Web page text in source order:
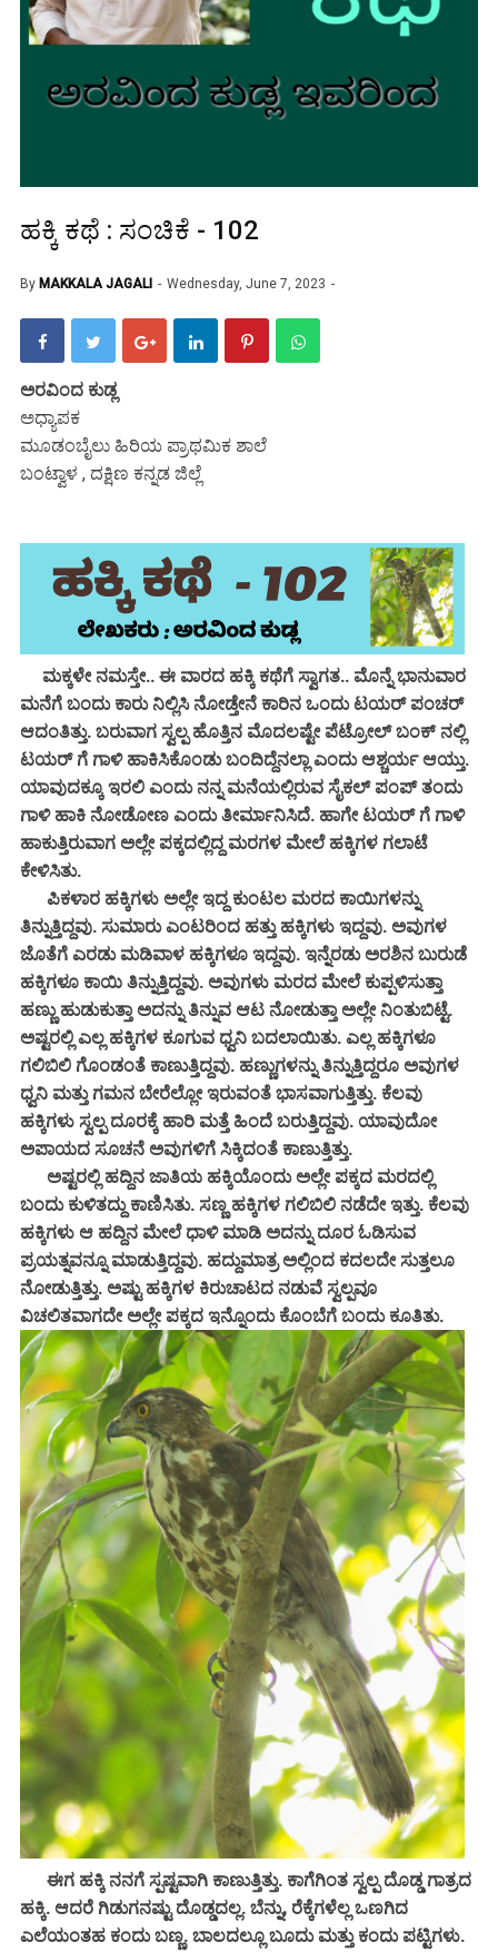
ಹಕ್ಕಿ ಕಥೆ : ಸಂಚಿಕೆ - 102
By MAKKALA JAGALI Wednesday, June 7, 2023
ಅರವಿಂದ ಕುಡ್ಲ
ಅಧ್ಯಾಪಕ
ಮೂಡಂಬೈಲು ಹಿರಿಯ ಪ್ರಾಥಮಿಕ ಶಾಲೆ
ಬಂಟ್ವಾಳ , ದಕ್ಷಿಣ ಕನ್ನಡ ಜಿಲ್ಲೆ
ಮಕ್ಕಳೇ ನಮಸ್ತೇ.. ಈ ವಾರದ ಹಕ್ಕಿ ಕಥೆಗೆ ಸ್ವಾಗತ.. ಮೊನ್ನೆ ಭಾನುವಾರ
ಮನೆಗೆ ಬಂದು ಕಾರು ನಿಲ್ಲಿಸಿ ನೋಡ್ತೇನೆ ಕಾರಿನ ಒಂದು ಟಯರ್ ಪಂಚರ್
ಆದಂತಿತ್ತು. ಬರುವಾಗ ಸ್ವಲ್ಪ ಹೊತ್ತಿನ ಮೊದಲಷ್ಟೇ ಪೆಟ್ರೋಲ್ ಬಂಕ್ ನಲ್ಲಿ
ಟಯರ್ ಗೆ ಗಾಳಿ ಹಾಕಿಸಿಕೊಂಡು ಬಂದಿದ್ದೆನಲ್ಲಾ ಎಂದು ಆಶ್ಚರ್ಯ ಆಯ್ತು.
ಯಾವುದಕ್ಕೂ ಇರಲಿ ಎಂದು ನನ್ನ ಮನೆಯಲ್ಲಿರುವ ಸೈಕಲ್ ಪಂಪ್ ತಂದು
ಗಾಳಿ ಹಾಕಿ ನೋಡೋಣ ಎಂದು ತೀರ್ಮಾನಿಸಿದೆ. ಹಾಗೇ ಟಯರ್ ಗೆ ಗಾಳಿ
ಹಾಕುತ್ತಿರುವಾಗ ಅಲ್ಲೇ ಪಕ್ಕದಲ್ಲಿದ್ದ ಮರಗಳ ಮೇಲೆ ಹಕ್ಕಿಗಳ ಗಲಾಟೆ
ಕೇಳಿಸಿತು.
ಪಿಕಳಾರ ಹಕ್ಕಿಗಳು ಅಲ್ಲೇ ಇದ್ದ ಕುಂಟಲ ಮರದ ಕಾಯಿಗಳನ್ನು
ತಿನ್ನುತ್ತಿದ್ದವು. ಸುಮಾರು ಎಂಟರಿಂದ ಹತ್ತು ಹಕ್ಕಿಗಳು ಇದ್ದವು. ಅವುಗಳ
ಜೊತೆಗೆ ಎರಡು ಮಡಿವಾಳ ಹಕ್ಕಿಗಳೂ ಇದ್ದವು. ಇನ್ನೆರಡು ಅರಶಿನ ಬುರುಡೆ
ಹಕ್ಕಿಗಳೂ ಕಾಯಿ ತಿನ್ನುತ್ತಿದ್ದವು. ಅವುಗಳು ಮರದ ಮೇಲೆ ಕುಪ್ಪಳಿಸುತ್ತಾ
ಹಣ್ಣು ಹುಡುಕುತ್ತಾ ಅದನ್ನು ತಿನ್ನುವ ಆಟ ನೋಡುತ್ತಾ ಅಲ್ಲೇ ನಿಂತುಬಿಟ್ಟೆ.
ಅಷ್ಟರಲ್ಲಿ ಎಲ್ಲ ಹಕ್ಕಿಗಳ ಕೂಗುವ ಧ್ವನಿ ಬದಲಾಯಿತು. ಎಲ್ಲ ಹಕ್ಕಿಗಳೂ
ಗಲಿಬಿಲಿ ಗೊಂಡಂತೆ ಕಾಣುತ್ತಿದ್ದವು. ಹಣ್ಣುಗಳನ್ನು ತಿನ್ನುತ್ತಿದ್ದರೂ ಅವುಗಳ
ಧ್ವನಿ ಮತ್ತು ಗಮನ ಬೇರೆಲ್ಲೋ ಇರುವಂತೆ ಭಾಸವಾಗುತ್ತಿತ್ತು. ಕೆಲವು
ಹಕ್ಕಿಗಳು ಸ್ವಲ್ಪ ದೂರಕ್ಕೆ ಹಾರಿ ಮತ್ತೆ ಹಿಂದೆ ಬರುತ್ತಿದ್ದವು. ಯಾವುದೋ
ಅಪಾಯದ ಸೂಚನೆ ಅವುಗಳಿಗೆ ಸಿಕ್ಕಿದಂತೆ ಕಾಣುತ್ತಿತ್ತು.
ಅಷ್ಟರಲ್ಲಿ ಹದ್ದಿನ ಜಾತಿಯ ಹಕ್ಕಿಯೊಂದು ಅಲ್ಲೇ ಪಕ್ಕದ ಮರದಲ್ಲಿ
ಬಂದು ಕುಳಿತದ್ದು ಕಾಣಿಸಿತು. ಸಣ್ಣ ಹಕ್ಕಿಗಳ ಗಲಿಬಿಲಿ ನಡೆದೇ ಇತ್ತು. ಕೆಲವು
ಹಕ್ಕಿಗಳು ಆ ಹದ್ದಿನ ಮೇಲೆ ಧಾಳಿ ಮಾಡಿ ಅದನ್ನು ದೂರ ಓಡಿಸುವ
ಪ್ರಯತ್ನವನ್ನೂ ಮಾಡುತ್ತಿದ್ದವು. ಹದ್ದುಮಾತ್ರ ಅಲ್ಲಿಂದ ಕದಲದೇ ಸುತ್ತಲೂ
ನೋಡುತ್ತಿತ್ತು. ಅಷ್ಟು ಹಕ್ಕಿಗಳ ಕಿರುಚಾಟದ ನಡುವೆ ಸ್ವಲ್ಪವೂ
ವಿಚಲಿತವಾಗದೇ ಅಲ್ಲೇ ಪಕ್ಕದ ಇನ್ನೊಂದು ಕೊಂಬೆಗೆ ಬಂದು ಕೂತಿತು.
ಈಗ ಹಕ್ಕಿ ನನಗೆ ಸ್ಪಷ್ಟವಾಗಿ ಕಾಣುತ್ತಿತ್ತು. ಕಾಗೆಗಿಂತ ಸ್ವಲ್ಪ ದೊಡ್ಡ ಗಾತ್ರದ
ಹಕ್ಕಿ. ಆದರೆ ಗಿಡುಗನಷ್ಟು ದೊಡ್ಡದಲ್ಲ. ಬೆನ್ನು, ರೆಕ್ಕೆಗಳೆಲ್ಲ ಒಣಗಿದ
ಎಲೆಯಂತಹ ಕಂದು ಬಣ್ಣ. ಬಾಲದಲ್ಲೂ ಬೂದು ಮತ್ತು ಕಂದು ಪಟ್ಟಿಗಳು.